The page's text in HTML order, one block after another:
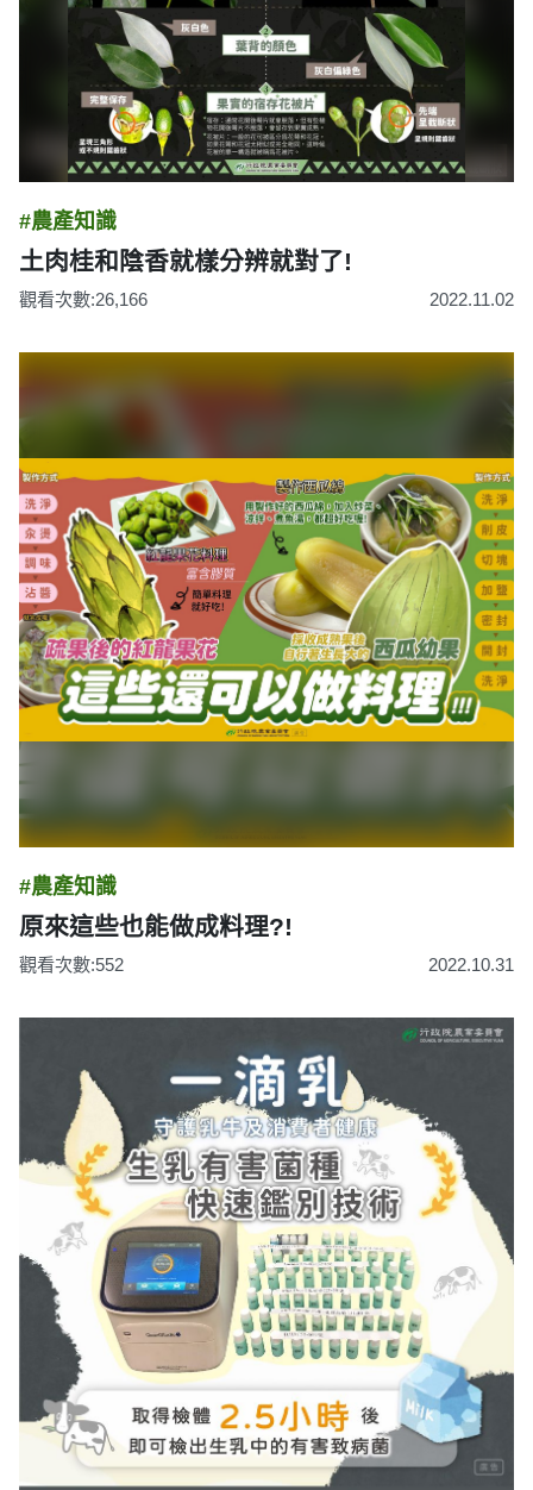
#農產知識
土肉桂和陰香就樣分辨就對了!
觀看次數:26,166 2022.11.02
#農產知識
原來這些也能做成料理?!
觀看次數:552 2022.10.31